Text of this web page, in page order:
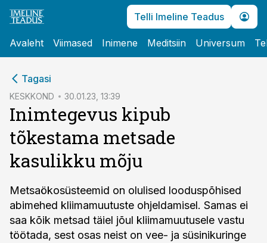
Telli Imeline Teadus
Avaleht Viimased Inimene Meditsiin Universum
Tagasi
KESKKOND 30.01.23, 13:39
Inimtegevus kipub
tõkestama metsade
kasulikku mõju
Metsaökosüsteemid on olulised looduspõhised
abimehed kliimamuutuste ohjeldamisel. Samas ei
saa kõik metsad täiel jõul kliimamuutusele vastu
töötada, sest osas neist on vee- ja süsinikuringe